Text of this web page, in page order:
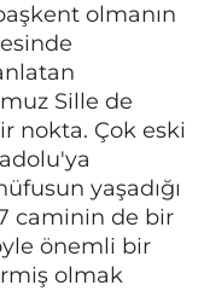
olmanın
Sille de
nokta. Çok eski
yaşadığı
caminin de bir
önemli bir
olmak